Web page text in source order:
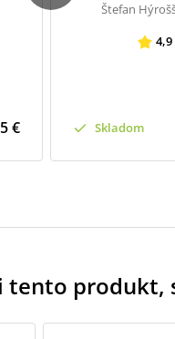
€
Štefan
4,9
Skladom
tento produkt,